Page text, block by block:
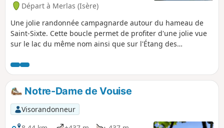
Départ à Merlas (Isère)
Une jolie randonnée campagnarde autour du hameau de
Saint-Sixte. Cette boucle permet de profiter d'une jolie vue
sur le lac du même nom ainsi que sur l'Étang des
Notre-Dame de Vouise
Visorandonneur